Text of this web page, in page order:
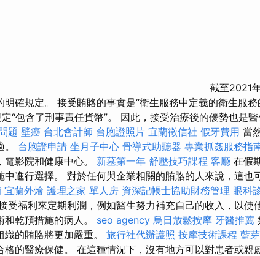
截至2021
確規定。 接受賄賂的事實是“衛生服務中定義的衛生服
“包含了刑事責任貨幣”。 因此，接受治療後的優勢也是
題 壁癌 台北會計師 台胞證照片 宜蘭徵信社 假牙費用 當
台胞證申請 坐月子中心 骨導式助聽器 專業抓姦服務指
影院和健康中心。 新墓第一年 舒壓技巧課程 客廳 在假
進行選擇。 對於任何與企業相關的賄賂的人來說，這也
宜蘭外燴 護理之家 單人房 資深記帳士協助財務管理 眼科
受福利來定期利潤，例如醫生努力補充自己的收入，以使
乾預措施的病人。 seo agency 烏日放鬆按摩 牙醫推薦
的賄賂將更加嚴重。 旅行社代辦護照 按摩技術課程 藍
的醫療保健。 在這種情況下，沒有地方可以對患者或親